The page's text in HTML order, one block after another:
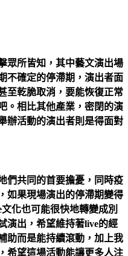
眾所皆知，其中藝文演出場
不確定的停滯期，演出者面
至乾脆取消，要能恢復正常
。相比其他產業，密閉的演
辦活動的演出者則是得面對
們共同的首要擔憂，同時疫
如果現場演出的停滯期變得
化也可能很快地轉變成別
演出，希望維持著live的經
助而是能持續滾動，加上我
希望這場活動能讓更多人注